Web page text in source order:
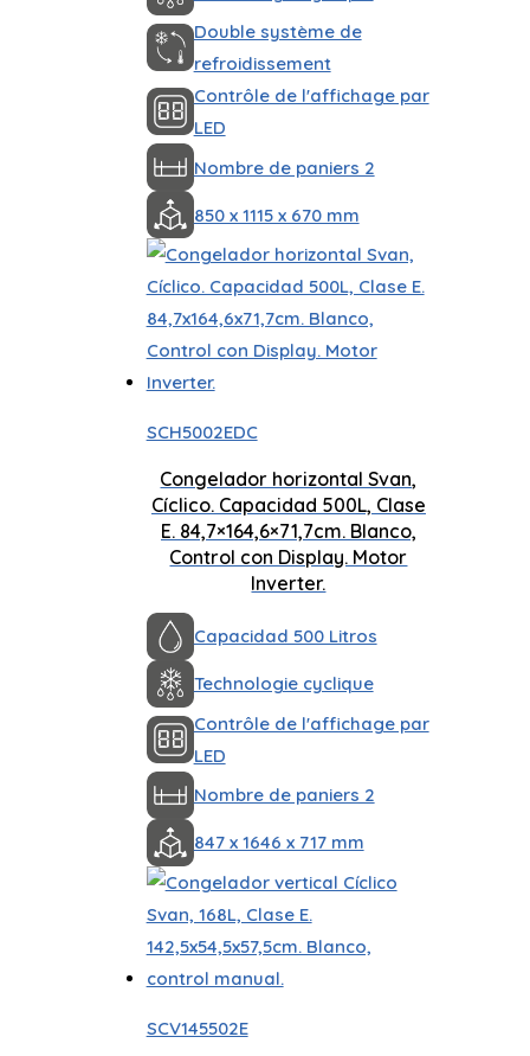
Double système de
refroidissement
Contrôle de l'affichage par
LED
Nombre de paniers 2
850 x 1115 x 670 mm
SCH5002EDC
Congelador horizontal Svan,
Cíclico. Capacidad 500L, Clase
E. 84,7×164,6×71,7cm. Blanco,
Control con Display. Motor
Inverter.
Capacidad 500 Litros
Technologie cyclique
Contrôle de l'affichage par
LED
Nombre de paniers 2
847 x 1646 x 717 mm
SCV145502E